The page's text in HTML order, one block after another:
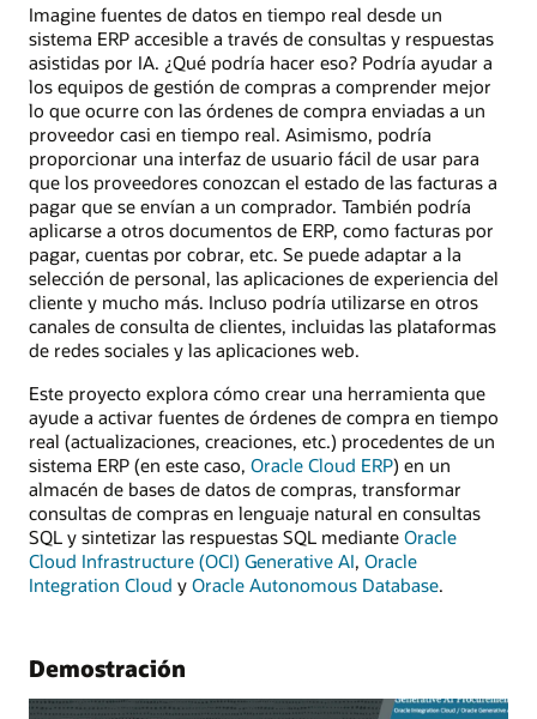
Imagine fuentes de datos en tiempo real desde un
sistema ERP accesible a través de consultas y respuestas
asistidas por IA. ¿Qué podría hacer eso? Podría ayudar a
los equipos de gestión de compras a comprender mejor
lo que ocurre con las órdenes de compra enviadas a un
proveedor casi en tiempo real. Asimismo, podría
proporcionar una interfaz de usuario fácil de usar para
que los proveedores conozcan el estado de las facturas a
pagar que se envían a un comprador. También podría
aplicarse a otros documentos de ERP, como facturas por
pagar, cuentas por cobrar, etc. Se puede adaptar a la
selección de personal, las aplicaciones de experiencia del
cliente y mucho más. Incluso podría utilizarse en otros
canales de consulta de clientes, incluidas las plataformas
de redes sociales y las aplicaciones web.
Este proyecto explora cómo crear una herramienta que
ayude a activar fuentes de órdenes de compra en tiempo
real (actualizaciones, creaciones, etc.) procedentes de un
sistema ERP (en este caso, Oracle Cloud ERP) en un
almacén de bases de datos de compras, transformar
consultas de compras en lenguaje natural en consultas
SQL y sintetizar las respuestas SQL mediante Oracle
Cloud Infrastructure (OCI) Generative AI, Oracle
Integration Cloud y Oracle Autonomous Database.
Demostración